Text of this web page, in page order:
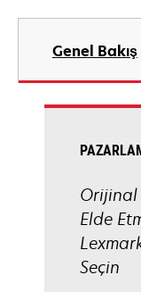
Genel Bakış
Orijinal
Elde
Seçin